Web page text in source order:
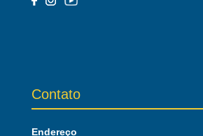
Contato
Endereço